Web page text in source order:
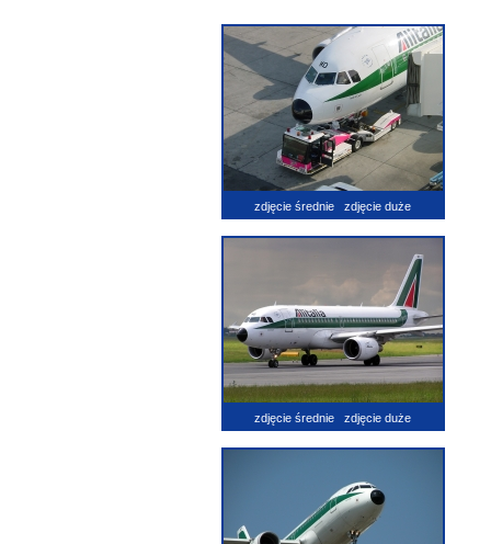
zdjęcie średnie zdjęcie duże
zdjęcie średnie zdjęcie duże